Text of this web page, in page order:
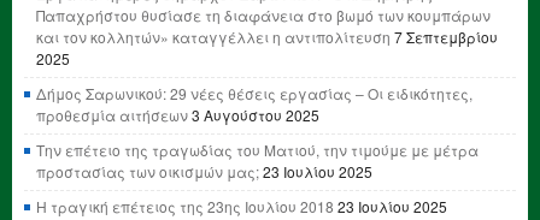
Παπαχρήστου θυσίασε τη διαφάνεια στο βωμό των κουμπάρων
και τον κολλητών» καταγγέλλει η αντιπολίτευση 7 Σεπτεμβρίου
2025
Δήμος Σαρωνικού: 29 νέες θέσεις εργασίας – Οι ειδικότητες,
προθεσμία αιτήσεων3 Αυγούστου 2025
Την επέτειο της τραγωδίας του Ματιού, την τιμούμε με μέτρα
προστασίας των οικισμών μας;23 Ιουλίου 2025
Η τραγική επέτειος της 23ης Ιουλίου 2018 23 Ιουλίου 2025